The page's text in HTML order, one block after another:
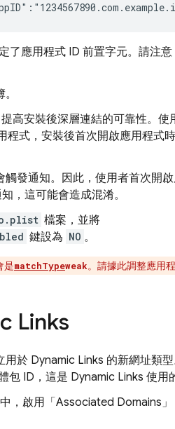
了應用程式 ID 前置字元。請注
高安裝後深層連結的可靠性。使
程式，安裝後首次開啟應用程式
發通知。因此，使用者首次開
，這可能會造成混淆。
檔案，並將
鍵設為 NO 。
是matchTypeweak。請據此調整應用程
Links
用於 Dynamic Links 的新網址類
包 ID，這是 Dynamic Links 使用
，啟用「Associated Domains